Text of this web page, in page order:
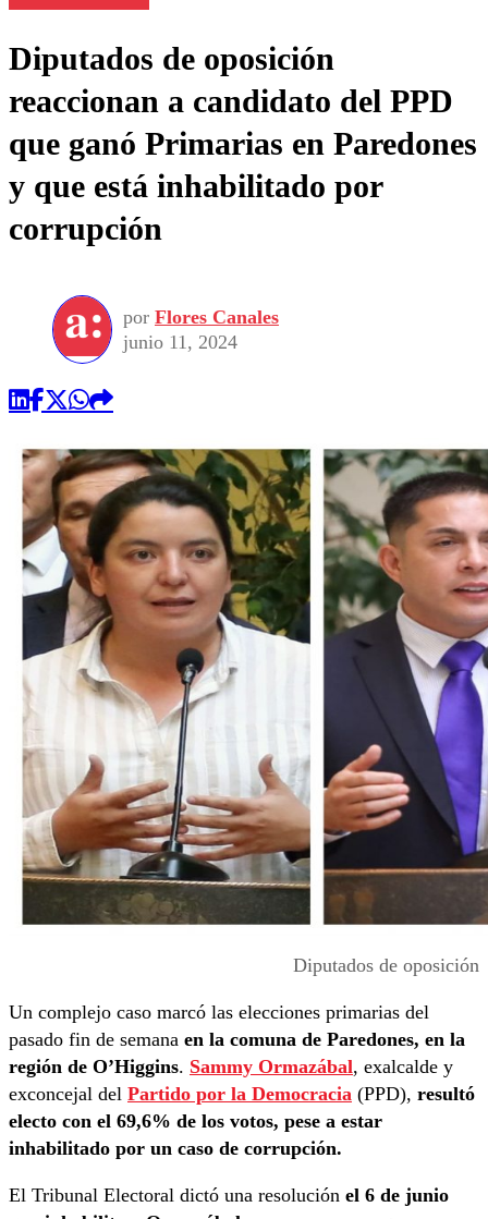
Diputados de oposición
reaccionan a candidato del PPD
que ganó Primarias en Paredones
y que está inhabilitado por
corrupción
por Flores Canales
junio 11, 2024
Diputados de oposición
Un complejo caso marcó las elecciones primarias del
pasado fin de semana en la comuna de Paredones, en la
región de O’Higgins. Sammy Ormazábal, exalcalde y
exconcejal del Partido por la Democracia (PPD), resultó
electo con el 69,6% de los votos, pese a estar
inhabilitado por un caso de corrupción.
El Tribunal Electoral dictó una resolución el 6 de junio